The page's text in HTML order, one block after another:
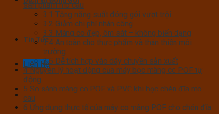
Tin Tức
Liên Hệ
sản phẩm mo cau
3.1 Tăng năng suất đóng gói vượt trội
3.2 Giảm chi phí nhân công
3.3 Màng co đẹp, ôm sát – không biến dạng
3.4 An toàn cho thực phẩm và thân thiện môi
trường
3.5 Dễ tích hợp vào dây chuyền sản xuất
4Nguyên lý hoạt động của máy bọc màng co POF tự
động
5 So sánh màng co POF và PVC khi bọc chén đĩa mo
cau
6 Ứng dụng thực tế của máy co màng POF cho chén đĩa